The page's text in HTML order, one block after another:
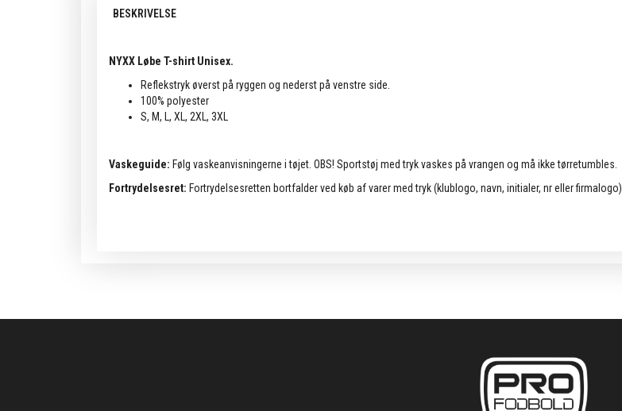
BESKRIVELSE
NYXX Løbe T-shirt Unisex.
Reflekstryk øverst på ryggen og nederst på venstre side.
100% polyester
S, M, L, XL, 2XL, 3XL
Vaskeguide: Følg vaskeanvisningerne i tøjet. OBS! Sportstøj med tryk vaskes på vrangen og må ikke tørretumbles.
Fortrydelsesret: Fortrydelsesretten bortfalder ved køb af varer med tryk (klublogo, navn, initialer, nr eller firmalogo).